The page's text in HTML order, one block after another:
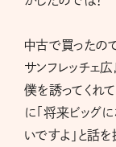
中古で買ったの
サンフレッチェ
僕を誘ってくれ
に「将来ビッグ
いですよ」と話